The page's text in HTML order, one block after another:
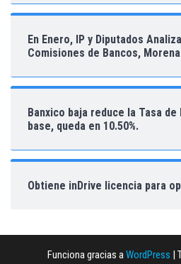
En Enero, IP y Diputados
Comisiones de Bancos, Morena
Banxico baja reduce la Tasa
base, queda en 10.50%.
Obtiene inDrive licencia para
Funciona gracias aWordPress